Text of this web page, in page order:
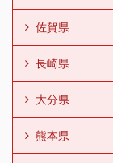
佐賀県
長崎県
大分県
熊本県